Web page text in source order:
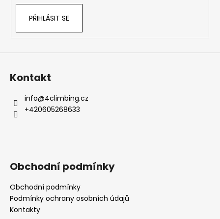
PŘIHLÁSIT SE
Kontakt
info@4climbing.cz
+420605268633
Obchodní podmínky
Obchodní podmínky
Podmínky ochrany osobních údajů
Kontakty